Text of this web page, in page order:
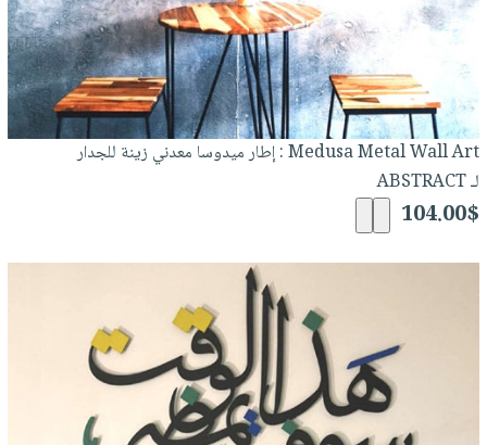
Medusa Metal Wall Art : إطار ميدوسا معدني زينة للجدار
لـ ABSTRACT
104.00$